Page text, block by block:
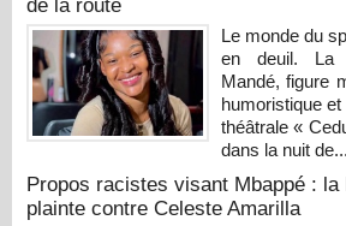
de la route
Le monde du
en deuil. La
Mandé, figure
humoristique
théâtrale «
dans la nuit de...
Propos racistes visant Mbappé : la
plainte contre Celeste Amarilla